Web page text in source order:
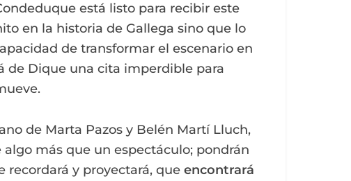
está listo para recibir este
en la historia de Gallega sino que lo
de transformar el escenario en
de Dique una cita imperdible para
de Marta Pazos y Belén Martí Lluch,
más que un espectáculo; pondrán
recordará y proyectará, que encontrará